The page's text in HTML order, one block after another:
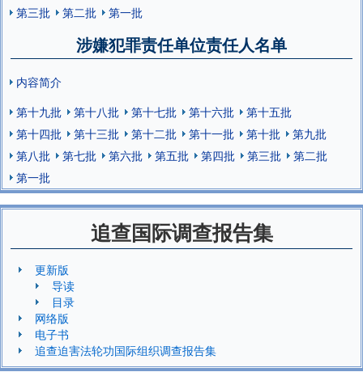
第三批
第二批 第一批
涉嫌犯罪责任单位责任人名单
内容简介
第十九批
第十八批 第十七批 第十六批
第十五批
第十四批
第十三批 第十二批 第十一批 第十批
第九批
第八批
第七批 第六批 第五批 第四批 第三批
第二批
第一批
追查国际调查报告集
更新版
导读
目录
网络版
电子书
追查迫害法轮功国际组织调查报告集